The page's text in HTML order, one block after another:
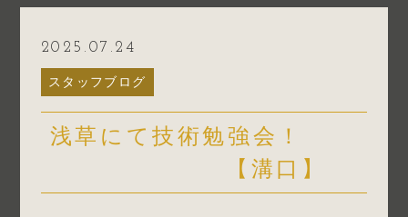
2025.07.24
スタッフブログ
浅草にて技術勉強会！
【溝口】